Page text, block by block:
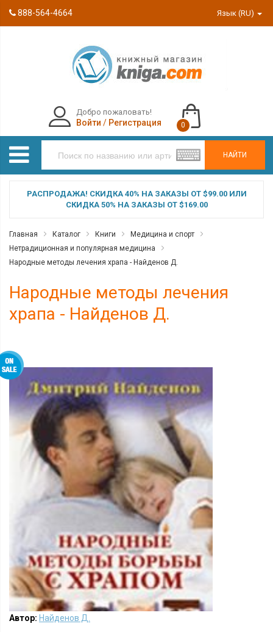
888-564-4664 Язык (RU)
НАЙТИ
Добро пожаловать!
Войти / Регистрация 0
РАСПРОДАЖА! СКИДКА 40% НА ЗАКАЗЫ ОТ $99.00 ИЛИ
СКИДКА 50% НА ЗАКАЗЫ ОТ $169.00
Главная Каталог Книги
Медицина и спорт
Нетрадиционная и популярная медицина
Народные методы лечения храпа - Найденов Д.
Народные методы лечения
храпа - Найденов Д.
Автор: Найденов Д.